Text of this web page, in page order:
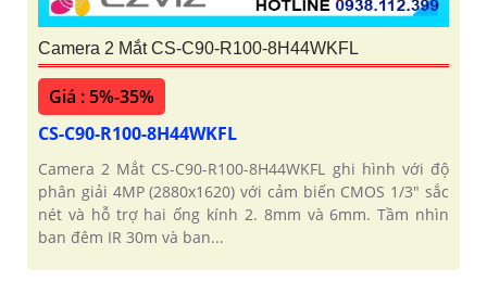
Camera 2 Mắt CS-C90-R100-8H44WKFL
Giá : 5%-35%
CS-C90-R100-8H44WKFL
Camera 2 Mắt CS-C90-R100-8H44WKFL ghi hình với độ
phân giải 4MP (2880x1620) với cảm biến CMOS 1/3" sắc
nét và hỗ trợ hai ống kính 2. 8mm và 6mm. Tầm nhìn
ban đêm IR 30m và ban...